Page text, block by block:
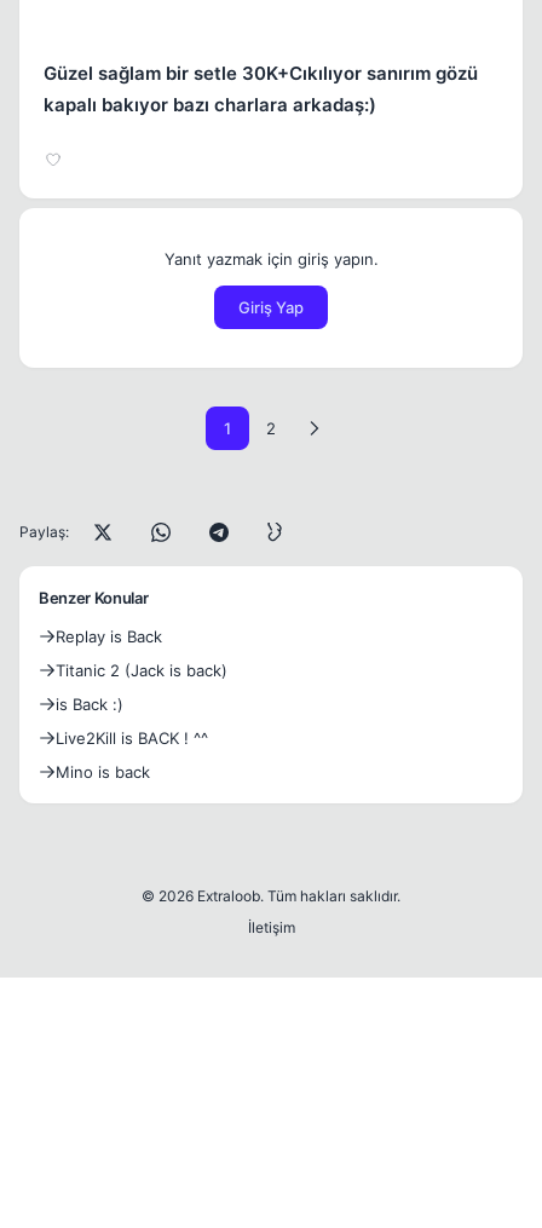
Güzel sağlam bir setle 30K+Cıkılıyor sanırım gözü
kapalı bakıyor bazı charlara arkadaş:)
Yanıt yazmak için giriş yapın.
Giriş Yap
1 2
Paylaş:
Benzer Konular
Replay is Back
Titanic 2 (Jack is back)
is Back :)
Live2Kill is BACK ! ^^
Mino is back
© 2026 Extraloob. Tüm hakları saklıdır.
İletişim